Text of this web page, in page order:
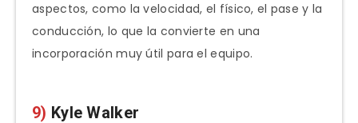
aspectos, como la velocidad, el físico, el pase y la
conducción, lo que la convierte en una
incorporación muy útil para el equipo.
9) Kyle Walker